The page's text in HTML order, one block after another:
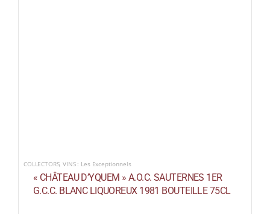
COLLECTORS,VINS : Les Exceptionnels
« CHÂTEAU D’YQUEM » A.O.C. SAUTERNES 1ER
G.C.C. BLANC LIQUOREUX 1981 BOUTEILLE 75CL